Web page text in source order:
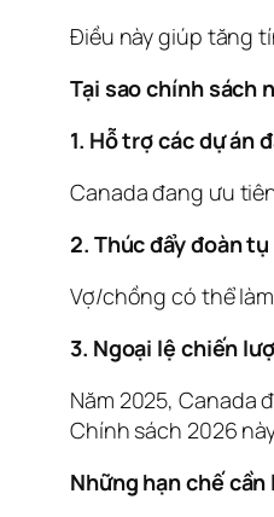
Điều này giúp tăng
Tại sao chính sách
1. Hỗ trợ các dự án
Canada đang ưu
2. Thúc đẩy đoàn
Vợ/chồng có thể
3. Ngoại lệ chiến
Năm 2025, Canada
Chính sách 2026
Những hạn chế cần